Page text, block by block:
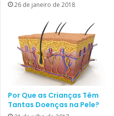
26 de janeiro de 2018
Por Que as Crianças Têm
Tantas Doenças na Pele?